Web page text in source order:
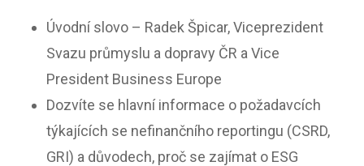
Úvodní slovo – Radek Špicar, Viceprezident
Svazu průmyslu a dopravy ČR a Vice
President Business Europe
Dozvíte se hlavní informace o požadavcích
týkajících se nefinančního reportingu (CSRD,
GRI) a důvodech, proč se zajímat o ESG